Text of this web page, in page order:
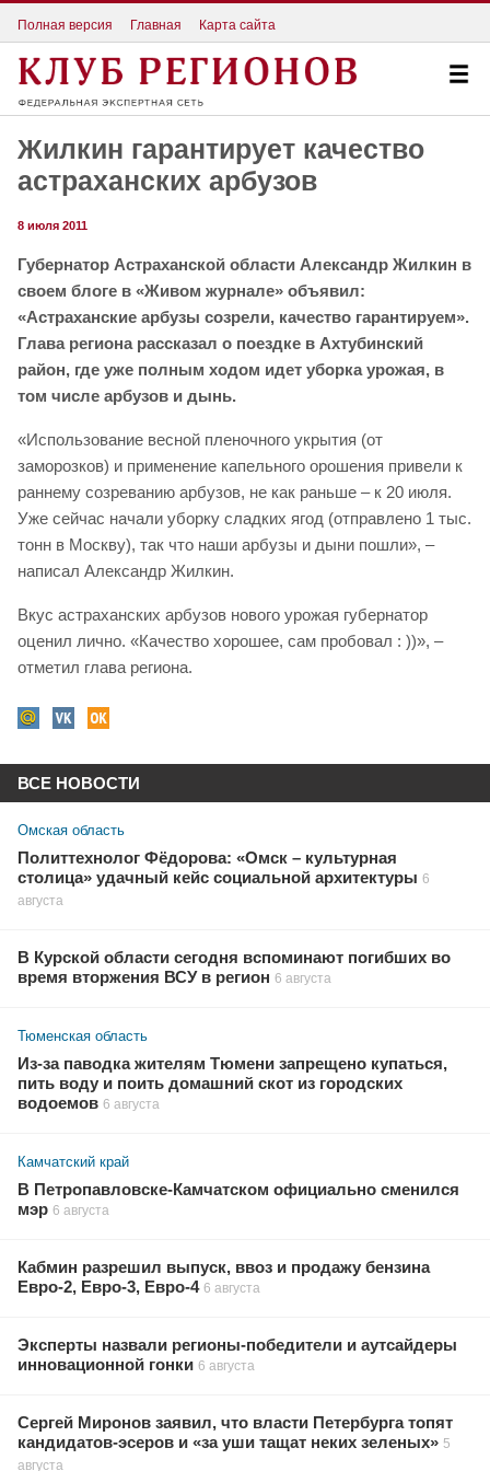
Полная версия Главная Карта сайта
Жилкин гарантирует качество
астраханских арбузов
8 июля 2011
Губернатор Астраханской области Александр Жилкин в
своем блоге в «Живом журнале» объявил:
«Астраханские арбузы созрели, качество гарантируем».
Глава региона рассказал о поездке в Ахтубинский
район, где уже полным ходом идет уборка урожая, в
том числе арбузов и дынь.
«Использование весной пленочного укрытия (от
заморозков) и применение капельного орошения привели к
раннему созреванию арбузов, не как раньше – к 20 июля.
Уже сейчас начали уборку сладких ягод (отправлено 1 тыс.
тонн в Москву), так что наши арбузы и дыни пошли», –
написал Александр Жилкин.
Вкус астраханских арбузов нового урожая губернатор
оценил лично. «Качество хорошее, сам пробовал : ))», –
отметил глава региона.
ВСЕ НОВОСТИ
Омская область
Политтехнолог Фёдорова: «Омск – культурная
столица» удачный кейс социальной архитектуры 6
августа
В Курской области сегодня вспоминают погибших во
время вторжения ВСУ в регион 6 августа
Тюменская область
Из-за паводка жителям Тюмени запрещено купаться,
пить воду и поить домашний скот из городских
водоемов 6 августа
Камчатский край
В Петропавловске-Камчатском официально сменился
мэр 6 августа
Кабмин разрешил выпуск, ввоз и продажу бензина
Евро-2, Евро-3, Евро-4 6 августа
Эксперты назвали регионы-победители и аутсайдеры
инновационной гонки 6 августа
Сергей Миронов заявил, что власти Петербурга топят
кандидатов-эсеров и «за уши тащат неких зеленых» 5
августа